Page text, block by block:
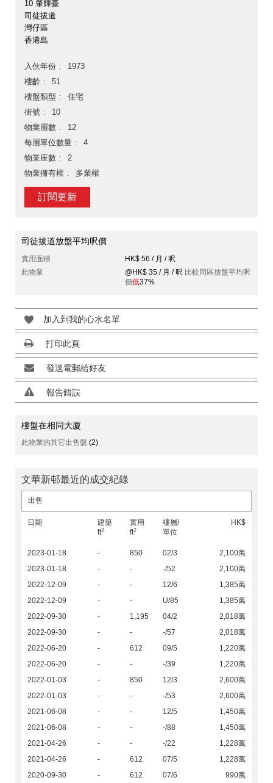
10 肇輝臺
司徒拔道
灣仔區
香港島
入伙年份
1973
樓齡
51
樓盤類型
住宅
街號
10
物業層數
12
每層單位數量
4
物業座數
2
物業擁有權
多業權
訂閱更新
司徒拔道放盤平均呎價
實用面積
HK$ 56 / 月 / 呎
此物業
@HK$ 35 / 月 / 呎 比較同區放盤平均呎
價低37%
加入到我的心水名單
打印此頁
發送電郵給好友
報告錯誤
樓盤在相同大廈
此物業的其它出售盤 (2)
文華新邨最近的成交紀錄
出售
日期
建築
ft2
實用
ft2
樓層/
單位
HK$
2023-01-18 - 850 02/3
2,100萬
2023-01-18
- - -/52
2,100萬
2022-12-09
- - 12/6
1,385萬
2022-12-09
- - U/85
1,385萬
2022-09-30
- 1,195 04/2
2,018萬
2022-09-30
- - -/57
2,018萬
2022-06-20
- 612 09/5
1,220萬
2022-06-20
- - -/39
1,220萬
2022-01-03
- 850 12/3
2,600萬
2022-01-03
- - -/53
2,600萬
2021-06-08
- - 12/5
1,450萬
2021-06-08
- - -/88
1,450萬
2021-04-26
- - -/22
1,228萬
2021-04-26
- 612 07/5
1,228萬
2020-09-30
- 612 07/6 990萬